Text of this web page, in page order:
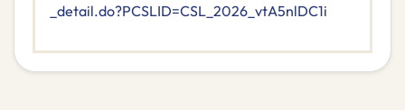
_detail.do?PCSLID=CSL_2026_vtA5nlDC1i